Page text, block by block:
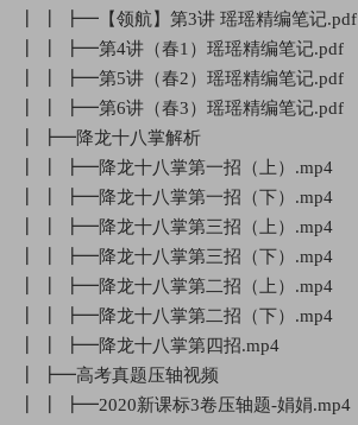
┃ ┃ ┣━【领航】第3讲 瑶瑶精编笔记.pdf
┃ ┃ ┣━第4讲（春1）瑶瑶精编笔记.pdf
┃ ┃ ┣━第5讲（春2）瑶瑶精编笔记.pdf
┃ ┃ ┣━第6讲（春3）瑶瑶精编笔记.pdf
┃ ┣━降龙十八掌解析
┃ ┃ ┣━降龙十八掌第一招（上）.mp4
┃ ┃ ┣━降龙十八掌第一招（下）.mp4
┃ ┃ ┣━降龙十八掌第三招（上）.mp4
┃ ┃ ┣━降龙十八掌第三招（下）.mp4
┃ ┃ ┣━降龙十八掌第二招（上）.mp4
┃ ┃ ┣━降龙十八掌第二招（下）.mp4
┃ ┃ ┣━降龙十八掌第四招.mp4
┃ ┣━高考真题压轴视频
┃ ┃ ┣━2020新课标3卷压轴题-娟娟.mp4